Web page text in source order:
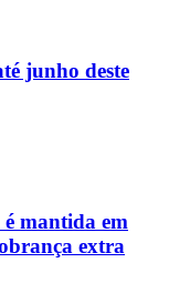
junho deste
mantida em
extra